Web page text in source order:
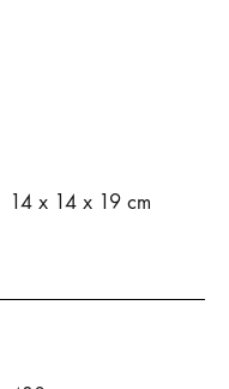
14 x 14 x 19 cm